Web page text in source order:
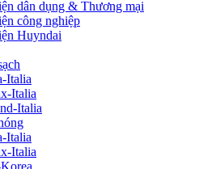
dân dụng & Thương mại
công nghiệp
Huyndai
Italia
Italia
Italia
Italia
Italia